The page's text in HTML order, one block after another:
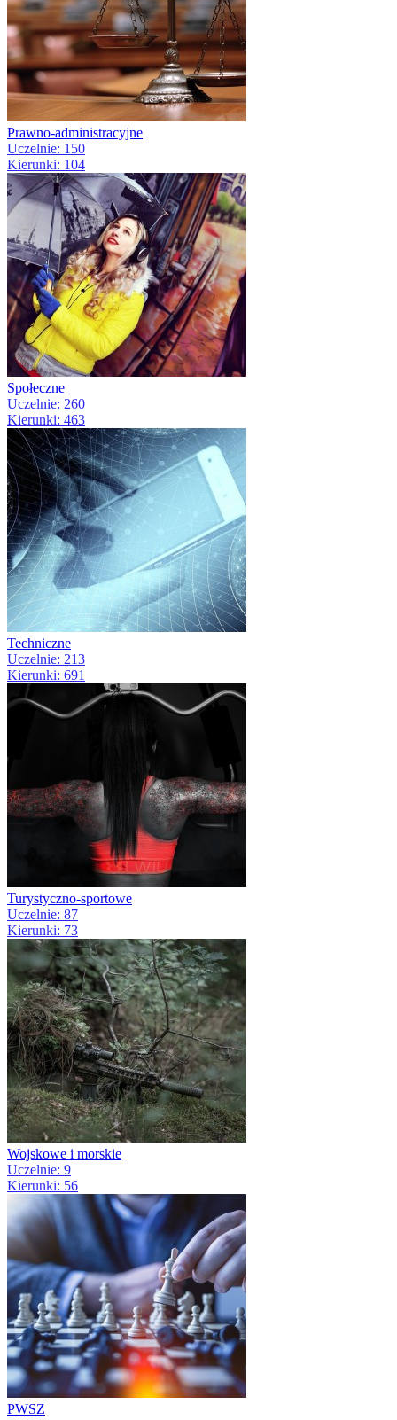
Prawno-administracyjne
Uczelnie: 150
Kierunki: 104
Społeczne
Uczelnie: 260
Kierunki: 463
Techniczne
Uczelnie: 213
Kierunki: 691
Turystyczno-sportowe
Uczelnie: 87
Kierunki: 73
Wojskowe i morskie
Uczelnie: 9
Kierunki: 56
PWSZ